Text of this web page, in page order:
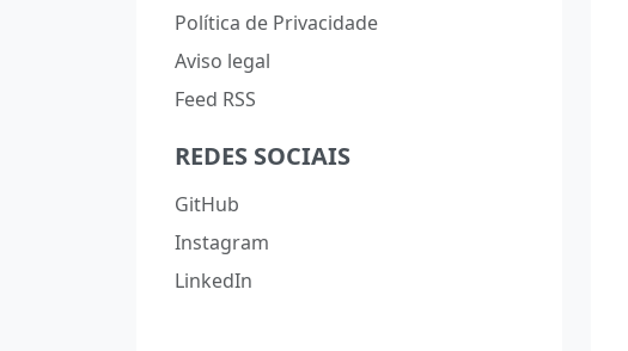
Política de Privacidade
Aviso legal
Feed RSS
REDES SOCIAIS
GitHub
Instagram
LinkedIn